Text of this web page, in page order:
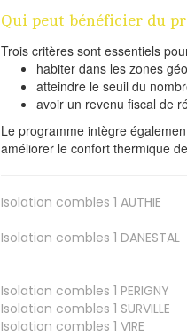
Qui peut bénéficier du
Trois critères sont essentiels
habiter dans les zones
atteindre le seuil du
avoir un revenu fiscal de
Le programme intègre
améliorer le confort thermique
Isolation combles 1 AUTHIE
Isolation combles 1 DANESTAL
Isolation combles 1 PERIGNY
Isolation combles 1 SURVILLE
Isolation combles 1 VIRE